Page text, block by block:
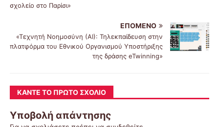
σχολείο στο Παρίσι»
ΕΠΌΜΕΝΟ
«Τεχνητή Νοημοσύνη (ΑΙ): Τηλεκπαίδευση στην
πλατφόρμα του Εθνικού Οργανισμού Υποστήριξης
της δράσης eTwinning»
ΚΆΝΤΕ ΤΟ ΠΡΏΤΟ ΣΧΌΛΙΟ
Υποβολή απάντησης